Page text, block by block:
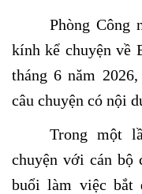
Phòng Công
kính kể chuyện về
tháng 6 năm
câu chuyện có nội
Trong một
chuyện với cán bộ
buổi làm việc bắt